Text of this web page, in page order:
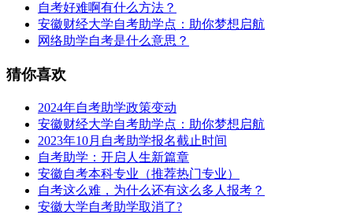
自考好难啊有什么方法？
安徽财经大学自考助学点：助你梦想启航
网络助学自考是什么意思？
猜你喜欢
2024年自考助学政策变动
安徽财经大学自考助学点：助你梦想启航
2023年10月自考助学报名截止时间
自考助学：开启人生新篇章
安徽自考本科专业（推荐热门专业）
自考这么难，为什么还有这么多人报考？
安徽大学自考助学取消了?